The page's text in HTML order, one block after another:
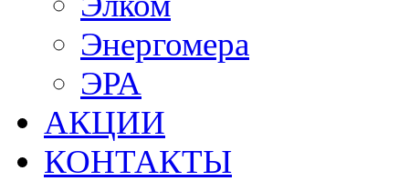
Энергомера
ЭРА
АКЦИИ
КОНТАКТЫ